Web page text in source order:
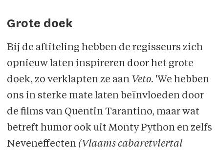
Grote doek
Bij de aftiteling hebben de regisseurs zich
opnieuw laten inspireren door het grote
doek, zo verklapten ze aan Veto. 'We hebben
ons in sterke mate laten beïnvloeden door
de films van Quentin Tarantino, maar wat
betreft humor ook uit Monty Python en zelfs
Neveneffecten (Vlaams cabaretviertal